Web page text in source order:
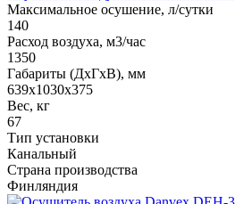
Максимальное осушение, л/сутки
140
Расход воздуха, м3/час
1350
Габариты (ДxГxВ), мм
639x1030x375
Вес, кг
67
Тип установки
Канальный
Страна производства
Финляндия